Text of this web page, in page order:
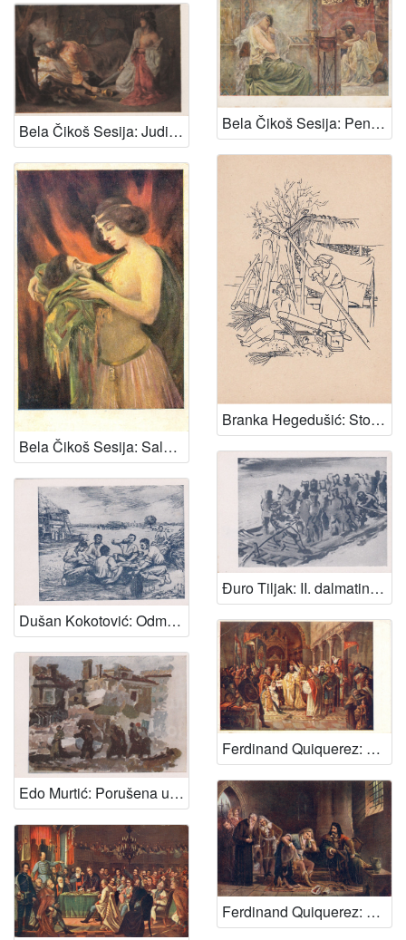
Bela Čikoš Sesija: Judita i Holoferne Bela Čikoš Sesija: Penelopa
Bela Čikoš Sesija: Saloma
Branka Hegedušić: Stopa (crtež)
Dušan Kokotović: Odmor (bakrorez)
Đuro Tiljak: II. dalmatinska brigada prelazi Drinu (tuš)
Edo Murtić: Porušena ulica (gouache)
Ferdinand Quiquerez: Krunidba kralja Zvonimira : Razglednica Vladimira Lunačeka Antunu Ullrichu, nedatirano
Ferdinand Quiquerez: Zrinski i Frankopan u tamnici